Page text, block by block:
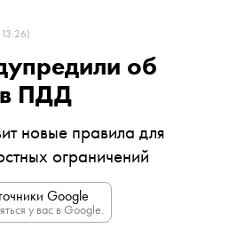
об
ПДД
новые правила для
ограничений
Google
у вас в Google.